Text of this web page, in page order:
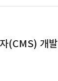
(CMS) 개발